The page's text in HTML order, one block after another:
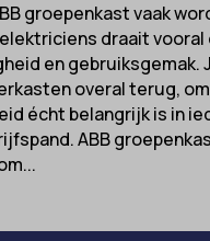
groepenkast vaak
draait vooral
en gebruiksgemak.
overal terug,
écht belangrijk is in
ABB